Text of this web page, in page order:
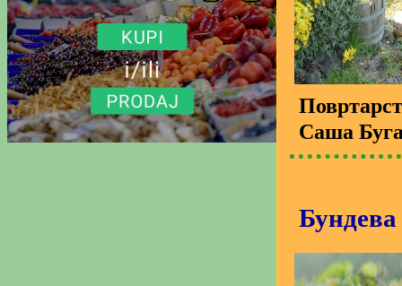
Саша
Бундева